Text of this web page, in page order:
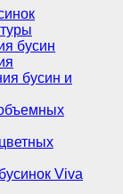
бусин
бусин и
Viva